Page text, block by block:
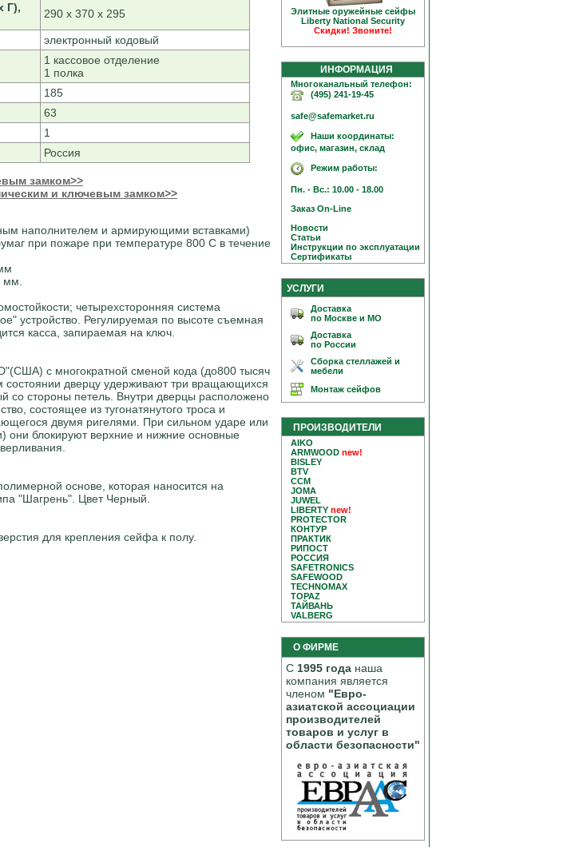
Г),
290 х 370 х 295
электронный кодовый
1 кассовое отделение
1 полка
185
63
1
Россия
замком>>
и ключевым замком>>
наполнителем и армирующими вставками)
при пожаре при температуре 800 С в течение
мм.
четырехсторонняя система
устройство. Регулируемая по высоте съемная
касса, запираемая на ключ.
с многократной сменой кода (до800 тысяч
дверцу удерживают три вращающихся
со стороны петель. Внутри дверцы расположено
состоящее из тугонатянутого троса и
двумя ригелями. При сильном ударе или
они блокируют верхние и нижние основные
основе, которая наносится на
"Шагрень". Цвет Черный.
для крепления сейфа к полу.
Элитные оружейные сейфы
Liberty National Security
Скидки! Звоните!
ИНФОРМАЦИЯ
Многоканальный телефон:
(495) 241-19-45
safe@safemarket.ru
Наши координаты:
офис, магазин, склад
Режим работы:
Пн. - Вс.: 10.00 - 18.00
Заказ On-Line
Новости
Статьи
Инструкции по эксплуатации
Сертификаты
УСЛУГИ
Доставка
по Москве и МО
Доставка
по России
Сборка стеллажей и
мебели
Монтаж сейфов
ПРОИЗВОДИТЕЛИ
AIKO
ARMWOOD new!
BISLEY
BTV
CCM
JOMA
JUWEL
LIBERTY new!
PROTECTOR
КОНТУР
ПРАКТИК
РИПОСТ
РОССИЯ
SAFETRONICS
SAFEWOOD
TECHNOMAX
TOPAZ
ТАЙВАНЬ
VALBERG
О ФИРМЕ
С 1995 года наша
компания является
членом "Евро-
азиатской ассоциации
производителей
товаров и услуг в
области безопасности"